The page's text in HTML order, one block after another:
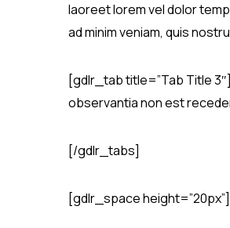
laoreet lorem vel dolor
ad minim veniam, quis
[gdlr_tab title=”Tab Title
observantia non est
[/gdlr_tabs]
[gdlr_space height=”20px”]